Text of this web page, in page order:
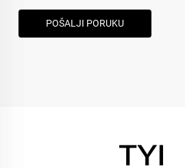
POŠALJI PORUKU